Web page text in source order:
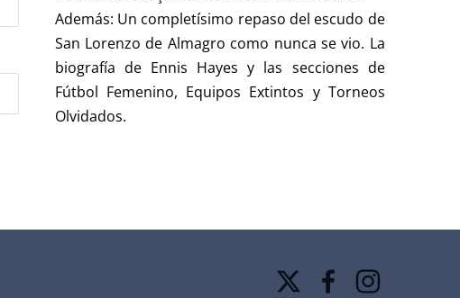
Además: Un completísimo repaso del escudo de
San Lorenzo de Almagro como nunca se vio. La
biografía de Ennis Hayes y las secciones de
Fútbol Femenino, Equipos Extintos y Torneos
Olvidados.